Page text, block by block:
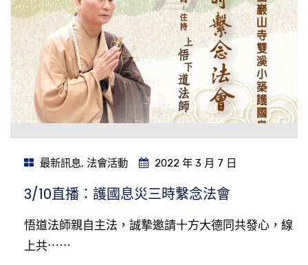
最新訊息, 法會活動 2022 年 3 月 7 日
3/10直播：護國息災三時繫念法會
悟道法師親自主法，誠摯邀請十方大德同共發心，線
上共⋯⋯